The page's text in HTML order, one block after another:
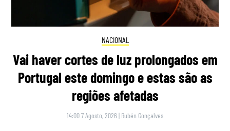
NACIONAL
Vai haver cortes de luz prolongados em
Portugal este domingo e estas são as
regiões afetadas
14:00 7 Agosto, 2026 | Rubén Gonçalves